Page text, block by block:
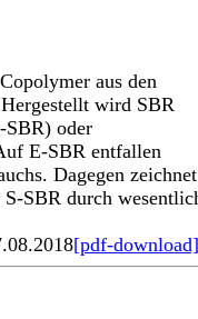
aus den
wird SBR
SBR) oder
E-SBR entfallen
Dagegen zeichnet
SBR durch
[pdf-download]